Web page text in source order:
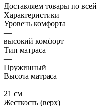
Доставляем товары по всей
Характеристики
Уровень комфорта
—
высокий комфорт
Тип матраса
—
Пружинный
Высота матраса
—
21 см
Жесткость (верх)